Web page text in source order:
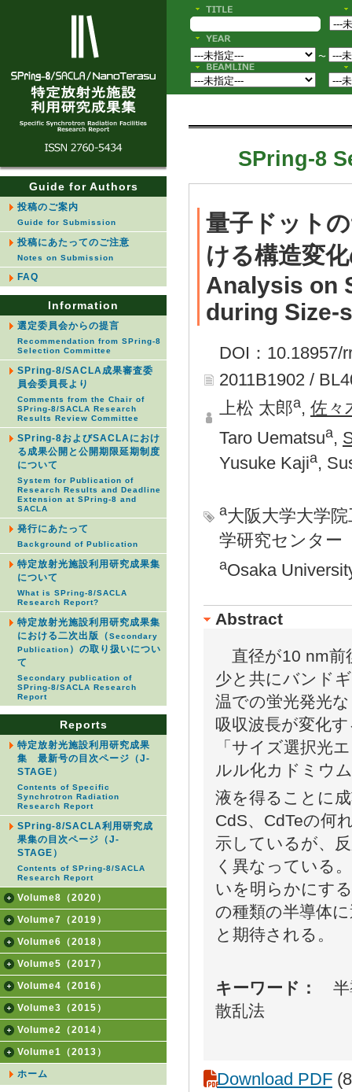
Guide for Authors
投稿のご案内
Guide for Submission
投稿にあたってのご注意
Notes on Submission
FAQ
Information
選定委員会からの提言
Recommendation from SPring-8
Selection Committee
SPring-8/SACLA成果審査委
員会委員長より
Comments from the Chair of
SPring-8/SACLA Research
Results Review Committee
SPring-8およびSACLAにおけ
る成果公開と公開期限延期制度
について
System for Publication of
Research Results and Deadline
Extension at SPring-8 and
SACLA
発行にあたって
Background of Publication
特定放射光施設利用研究成果集
について
What is SPring-8/SACLA
Research Report?
特定放射光施設利用研究成果集
における二次出版（Secondary
Publication ）の取り扱いについ
て
Secondary publication of
SPring-8/SACLA Research
Report
Reports
特定放射光施設利用研究成果
集 最新号の目次ページ（J-
STAGE）
Contents of Specific
Synchrotron Radiation
Research Report
SPring-8/SACLA利用研究成
果集の目次ページ（J-
STAGE）
Contents of SPring-8/SACLA
Research Report
Volume8（2020）
Volume7（2019）
Volume6（2018）
Volume5（2017）
Volume4（2016）
Volume3（2015）
Volume2（2014）
Volume1（2013）
ホーム
〜
SPring-8
量子ドット
ける構造変
Analysis on
during Size-
DOI：10.18957/
2011B1902 /
上松 太郎a, 佐々
Taro Uematsua,
Yusuke Kajia,
a大阪大学大学
学研究センター
aOsaka
Abstract
直径が10 nm前
少と共にバンド
温での蛍光発光
吸収波長が変化
「サイズ選択光
ルル化カドミウ
液を得ることに
CdS、CdTeの何
示しているが、
く異なっている
いを明らかにす
の種類の半導体
と期待される。
キーワード：
半
散乱法
Download PDF